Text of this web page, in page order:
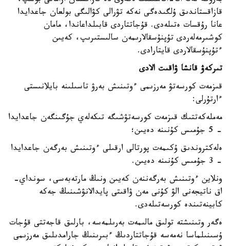
قازاقستاندىق ۇلگىدەگى نەكە تۋرالى كۋالىگى بولعان جاعدايدا
عانا رۇقسات ەتىلەدى. قۇجاتتاردى قابىلداعاندا، مامان
كوشىرمەلەردى تۇپنۇسقالارىمەن سالىستىرىپ، كەيىن
ءتۇپنۇسقالاردى قايتارادى.
تىركەۋ قانشا ۋاقىت الادى
قىزمەت كورسەتۋ مەرزىمى ءوتىنىش بەرۋ تاسىلىنە بايلانىستى
ءارتۇرلى:
مەملەكەتتىك قىزمەت كورسەتۋشىگە تىكەلەي جۇگىنگەن جاعدايدا
- 5 جۇمىس كۇنىنە دەيىن؛
ەلەكتروندىق ۇكىمەت پورتالى ارقىلى ءوتىنىش بەرگەن جاعدايدا
- 3 جۇمىس كۇنىنە دەيىن.
ونلاين ءوتىنىش بەرگەننەن كەيىن ونىڭ مارتەبەسى، سونداي-
اق ناتيجەنى الۋ كۇنى مەن ۋاقىتى پايدالانۋشىنىڭ جەكە
كابينەتىندە كورسەتىلەدى.
ەگەر وتىنىشتە تولىق مالىمەت بەرىلمەسە، بارلىق قاجەتتى قۇجات
ۇسىنىلماسا نەمەسە قۇجاتتاردىڭ ءبىرىنىڭ جارامدىلىق مەرزىمى